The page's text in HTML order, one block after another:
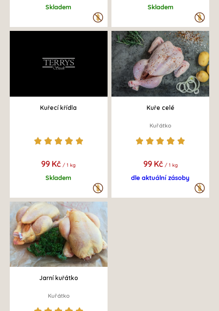
Skladem Skladem
Kuřecí křídla
99 Kč / 1 kg
Skladem
Kuře celé
Kuřátko
99 Kč / 1 kg
dle aktuální zásoby
Jarní kuřátko
Kuřátko